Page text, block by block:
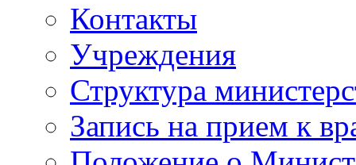
Контакты
Учреждения
Структура
Запись на прием к